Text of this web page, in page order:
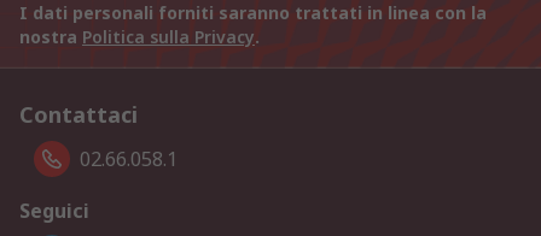
I dati personali forniti saranno trattati in linea con la
nostra Politica sulla Privacy.
Contattaci
02.66.058.1
Seguici